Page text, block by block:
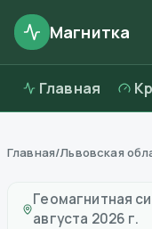
Магнитка
Главная
Главная/Львовская
Геомагнитная
августа 2026 г.